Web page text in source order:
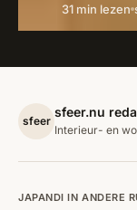
31 min lezen
sfeer
sfeer.nu
Interieur- en
JAPANDI IN ANDERE